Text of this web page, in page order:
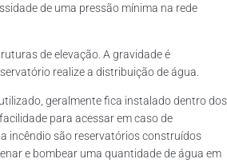
de uma pressão mínima na rede
de elevação. A gravidade é
realize a distribuição de água.
geralmente fica instalado dentro dos
para acessar em caso de
incêndio são reservatórios construídos
e bombear uma quantidade de água em